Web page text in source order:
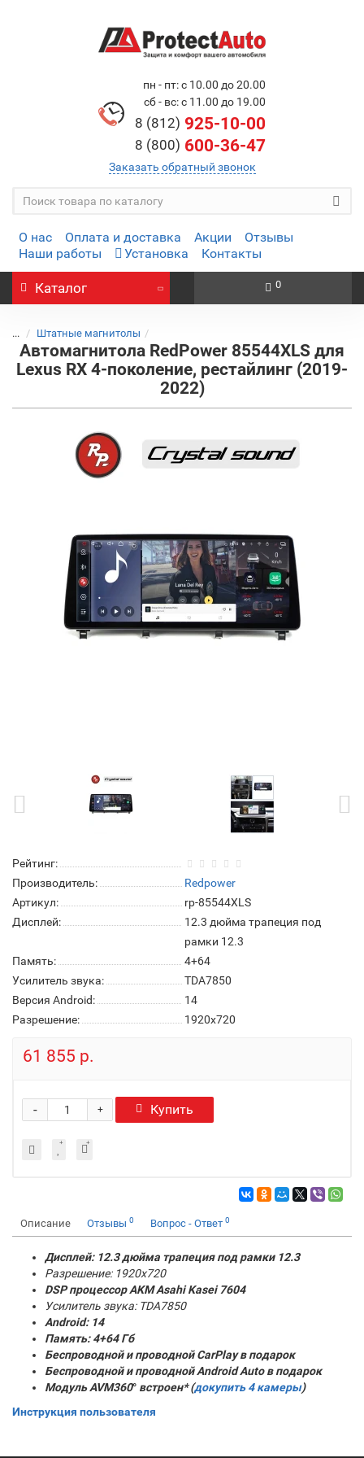
пн - пт: с 10.00 до 20.00
сб - вс: с 11.00 до 19.00
8 (812) 925-10-00
8 (800) 600-36-47
Заказать обратный звонок
О нас Оплата и доставка Акции
Отзывы
Наши работы
Установка Контакты
Каталог 0
... Штатные магнитолы
Автомагнитола RedPower 85544XLS для
Lexus RX 4-поколение, рестайлинг (2019-
2022)
Рейтинг:
Производитель:
Redpower
Артикул:
rp-85544XLS
Дисплей:
12.3 дюйма трапеция под
рамки 12.3
Память:
4+64
Усилитель звука:
TDA7850
Версия Android:
14
Разрешение:
1920x720
61 855 р.
+
- Купить
Описание Отзывы 0 Вопрос - Ответ 0
Дисплей: 12.3 дюйма трапеция под рамки 12.3
Разрешение: 1920x720
DSP процессор AKM Asahi Kasei 7604
Усилитель звука: TDA7850
Android: 14
Память:4+64Гб
Беспроводной и проводной CarPlay в подарок
Беспроводной и проводной Android Auto в подарок
Модуль AVM360° встроен* (докупить 4 камеры)
Инструкция пользователя